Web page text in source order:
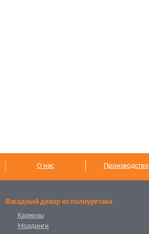
О нас Производство
Фасадный декор из полиуретана
Карнизы
Молдинги